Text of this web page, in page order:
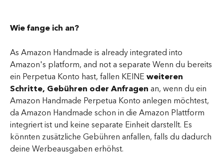
Wie fange ich an?
As Amazon Handmade is already integrated into
Amazon's platform, and not a separate Wenn du bereits
ein Perpetua Konto hast, fallen KEINE weiteren
Schritte, Gebühren oder Anfragen an, wenn du ein
Amazon Handmade Perpetua Konto anlegen möchtest,
da Amazon Handmade schon in die Amazon Plattform
integriert ist und keine separate Einheit darstellt. Es
könnten zusätzliche Gebühren anfallen, falls du dadurch
deine Werbeausgaben erhöhst.